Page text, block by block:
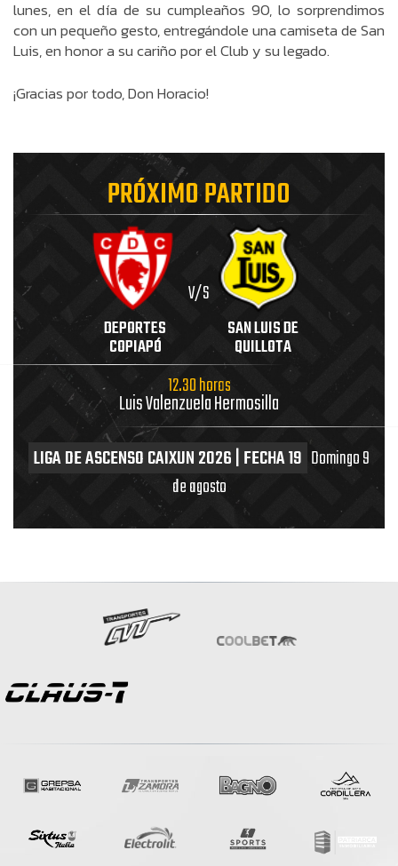
lunes, en el día de su cumpleaños 90, lo sorprendimos
con un pequeño gesto, entregándole una camiseta de San
Luis, en honor a su cariño por el Club y su legado.
¡Gracias por todo, Don Horacio!
PRÓXIMO PARTIDO
DEPORTES
COPIAPÓ
V/S
SAN LUIS DE
QUILLOTA
12.30 horas
Luis Valenzuela Hermosilla
LIGA DE ASCENSO CAIXUN 2026 | FECHA 19 Domingo 9
de agosto